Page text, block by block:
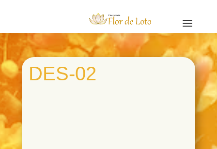
a
DES-02